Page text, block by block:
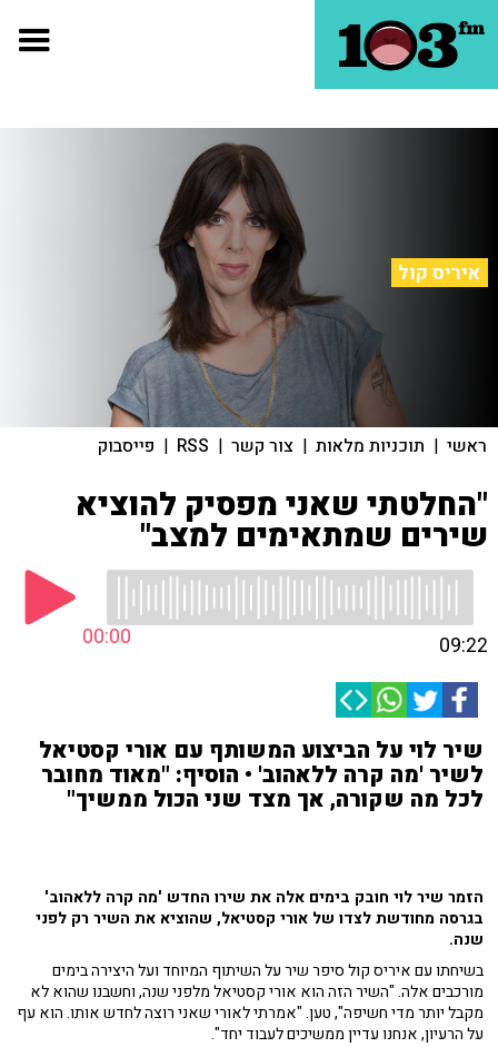
איריס קול
ראשי | תוכניות מלאות | צור קשר |
RSS
| פייסבוק
"החלטתי שאני מפסיק להוציא
שירים שמתאימים למצב"
00:00 09:22
שיר לוי על הביצוע המשותף עם אורי קסטיאל
לשיר 'מה קרה ללאהוב' • הוסיף: "מאוד מחובר
לכל מה שקורה, אך מצד שני הכול ממשיך"
הזמר שיר לוי חובק בימים אלה את שירו החדש 'מה קרה ללאהוב'
בגרסה מחודשת לצדו של אורי קסטיאל, שהוציא את השיר רק לפני
שנה.
בשיחתו עם איריס קול סיפר שיר על השיתוף המיוחד ועל היצירה בימים
מורכבים אלה. "השיר הזה הוא אורי קסטיאל מלפני שנה, וחשבנו שהוא לא
מקבל יותר מדי חשיפה", טען. "אמרתי לאורי שאני רוצה לחדש אותו. הוא עף
על הרעיון, אנחנו עדיין ממשיכים לעבוד יחד".